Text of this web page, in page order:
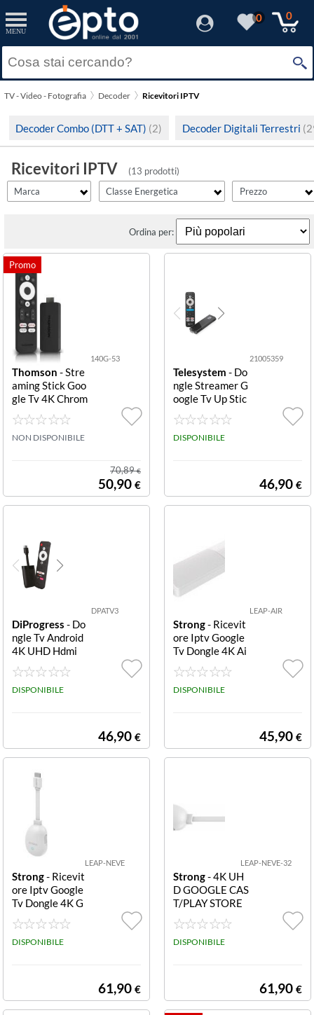
MENU
0 0
TV - Video - Fotografia Decoder Ricevitori IPTV
Decoder Combo (DTT + SAT) (2) Decoder Digitali Terrestri
Ricevitori IPTV
(13 prodotti)
Marca
filter_id
Strong
Telesystem
Resetta
Classe Energetica
filtro_energy Resetta
Prezzo
filter_fprezzo
Prezzo minimo
Resetta
filter_adds
Solo Promozioni
Visualizza solo le Novità
Resetta
Ordina per:
140G-53
Thomson - Stre
aming Stick Goo
gle Tv 4K Chrom
ecast integrato
8GB STREAMI
NG STICK UHD
NON DISPONIBILE
70,89€
50,90 €
21005359
Telesystem - Do
ngle Streamer G
oogle Tv Up Stic
k UHD 4K Teles
ystem
DISPONIBILE
46,90 €
DPATV3
DiProgress - Do
ngle Tv Android
4K UHD Hdmi
DISPONIBILE
46,90 €
LEAP-AIR
Strong- Ricevit
ore Iptv Google
Tv Dongle 4K Ai
r 4K UHD GOO
GLE CAST/TV/P
LAY WHITE CO
DISPONIBILE
45,90 €
LEAP-NEVE
Strong- Ricevit
ore Iptv Google
Tv Dongle 4K G
OOGLE TV DO
NGLE 4K NEVE
DISPONIBILE
61,90 €
LEAP-NEVE-32
Strong- 4K UH
D GOOGLE CAS
T/PLAY STORE
CERT. BY GOO
GLE WIFI 6 ET
H.PORT
DISPONIBILE
61,90 €